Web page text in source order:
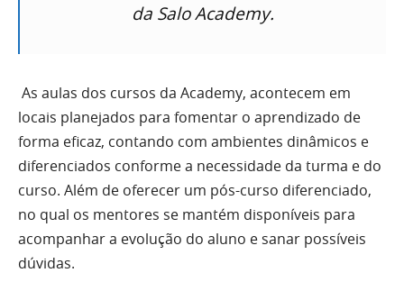
da Salo Academy.
As aulas dos cursos da Academy, acontecem em
locais planejados para fomentar o aprendizado de
forma eficaz, contando com ambientes dinâmicos e
diferenciados conforme a necessidade da turma e do
curso. Além de oferecer um pós-curso diferenciado,
no qual os mentores se mantém disponíveis para
acompanhar a evolução do aluno e sanar possíveis
dúvidas.